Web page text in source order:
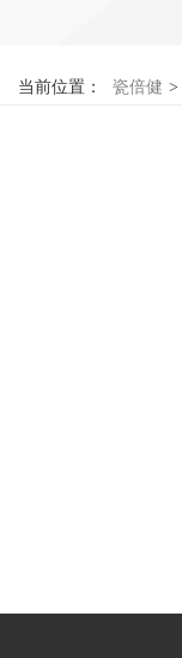
当前位置： 瓷倍健 >